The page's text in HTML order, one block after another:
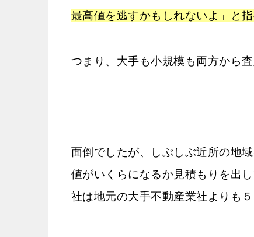
最高値を逃すかもしれないよ」と指
つまり、大手も小規模も両方から
面倒でしたが、しぶしぶ近所の地
値がいくらになるか見積もりを出
社は地元の大手不動産業社よりも